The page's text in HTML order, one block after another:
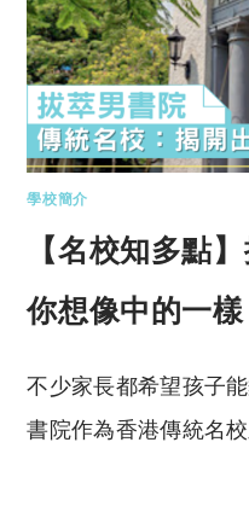
學校簡介
【名校知多點
你想像中的一樣
不少家長都希望孩子
書院作為香港傳統名